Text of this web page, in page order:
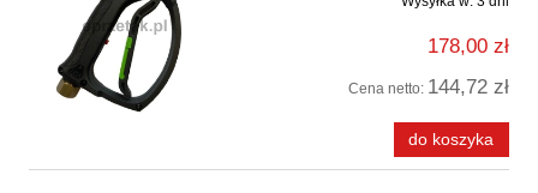
178,00 zł
Cena netto: 144,72 zł
do koszyka